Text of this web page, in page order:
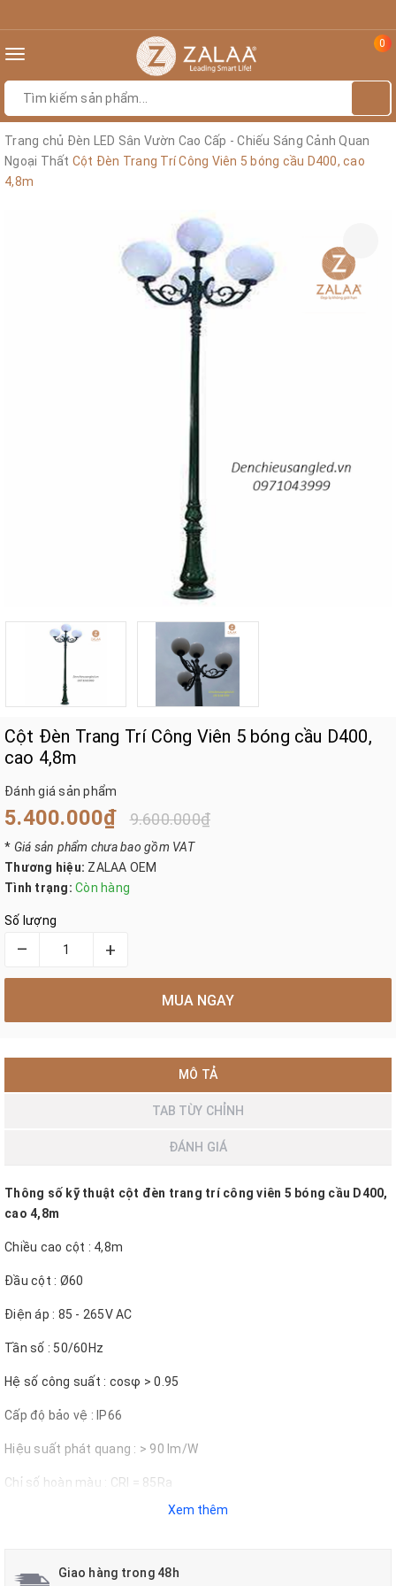
Toggle
0
Trang chủ Đèn LED Sân Vườn Cao Cấp - Chiếu Sáng Cảnh Quan
Ngoại Thất Cột Đèn Trang Trí Công Viên 5 bóng cầu D400, cao
4,8m
Cột Đèn Trang Trí Công Viên 5 bóng cầu D400,
cao 4,8m
Đánh giá sản phẩm
5.400.000₫ 9.600.000₫
* Giá sản phẩm chưa bao gồm VAT
Thương hiệu: ZALAA OEM
Tình trạng: Còn hàng
Số lượng
– +
MUA NGAY
MÔ TẢ
TAB TÙY CHỈNH
ĐÁNH GIÁ
Thông số kỹ thuật cột đèn trang trí công viên 5 bóng cầu D400,
cao 4,8m
Chiều cao cột : 4,8m
Đầu cột : Ø60
Điện áp : 85 - 265V AC
Tần số : 50/60Hz
Hệ số công suất : cosφ > 0.95
Cấp độ bảo vệ : IP66
Hiệu suất phát quang : > 90 lm/W
Chỉ số hoàn màu : CRI = 85Ra
Xem thêm
Giao hàng trong 48h